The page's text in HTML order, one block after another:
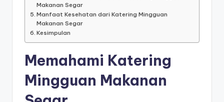
Makanan Segar
Manfaat Kesehatan dari Katering Mingguan
Makanan Segar
Kesimpulan
Memahami Katering
Mingguan Makanan